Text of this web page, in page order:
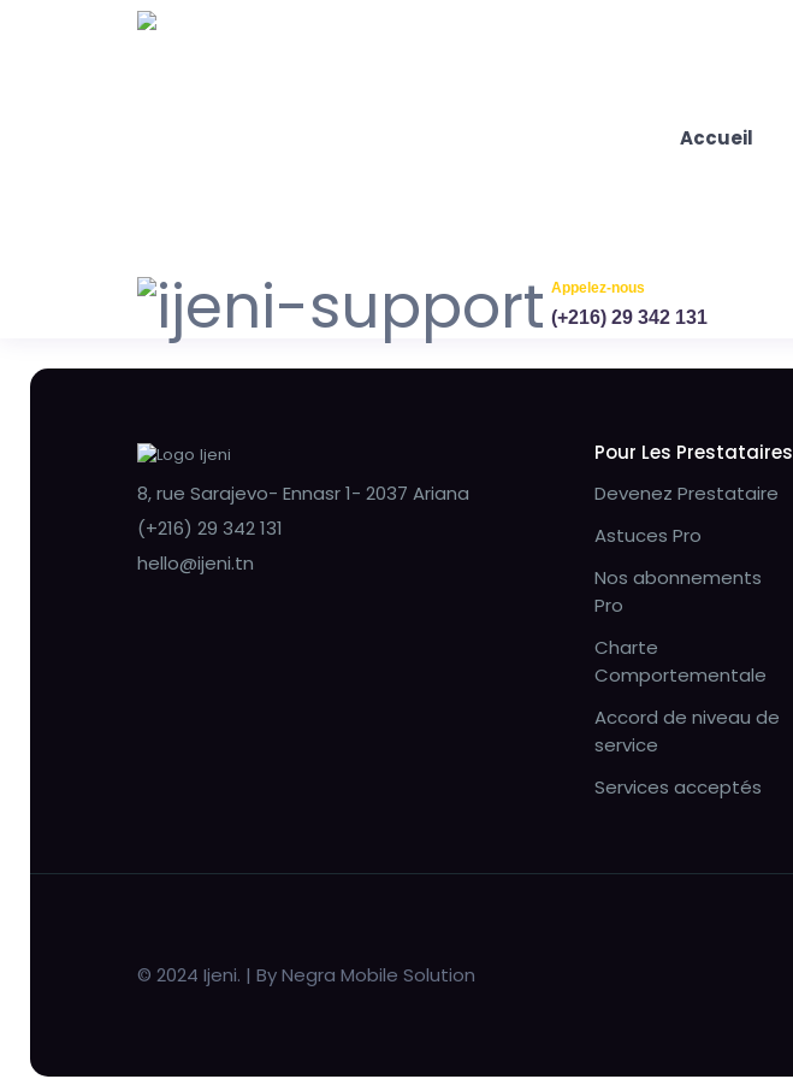
Accueil
Appelez-nous
(+216) 29 342 131
8, rue Sarajevo- Ennasr 1- 2037 Ariana
(+216) 29 342 131
hello@ijeni.tn
Pour Les Prestataires
Devenez Prestataire
Astuces Pro
Nos abonnements
Pro
Charte
Comportementale
Accord de niveau de
service
Services acceptés
© 2024 Ijeni. | By Negra Mobile Solution